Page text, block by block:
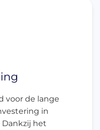
voor de lange
in
het